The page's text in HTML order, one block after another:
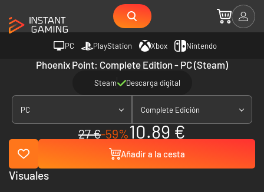
PC PlayStation Xbox Nintendo
Phoenix Point: Complete Edition - PC (Steam)
Steam Descarga digital
PC Complete Edición
27 €-59%10.89 €
Añadir a la cesta
Visuales